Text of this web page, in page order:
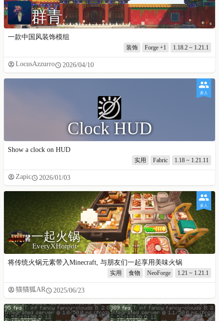
群青
一款中国风装饰模组
装饰 Forge +1 1.18.2 ~ 1.21.1
LocusAzzurro 2026/04/10
多人
Clock HUD
Show a clock on HUD
实用 Fabric 1.18 ~ 1.21.11
Zapic 2026/01/03
多人
一起火锅
EveryXHotpot
将传统火锅元素带入Minecraft, 与朋友们一起享用美味火锅
实用 食物 NeoForge 1.21 ~ 1.21.1
猫猫狐AR 2025/06/23